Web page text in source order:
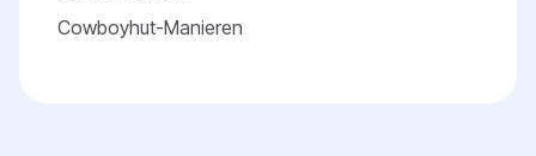
Cowboyhut-Manieren